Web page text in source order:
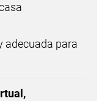
adecuada para